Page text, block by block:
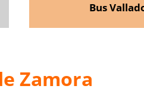
Bus
Zamora